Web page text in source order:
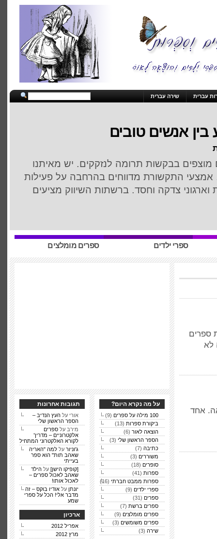
עברית שירה עברית
אנשים טובים
מוצפים בבקשות תרומה לנזקקים. יש מאיתנו
התקשורת מדווחים בהרחבה על פעילות
צדקה וחסד. ברשתות השיווק מציעים
ספרי ילדים ספרים מומלצים
ספרים
לא
אחד
על מה נקרא היום?
100 מילה על ספרים
(9)
ביקורת ספרות (13)
הוצאה לאור (6)
הספר הראשון שלי (3)
כתיבה (7)
משוררים (3)
סופרים (18)
ספרות (41)
ספרות ממבט חברתי (16)
ספרי ילדים (9)
ספרים (31)
ספרים ברשת (7)
ספרים מומלצים (9)
ספרים משומשים (3)
שירה (3)
תגובות אחרונות
אורי על העץ הנדיב –
הספר הראשון שלי
מירב על ספרים
אלקטרוניים – מדריך
לקורא האלקטרוני המתחיל
ג'וניור על למה "האריה
שאהב תות" הוא ספר
בעייתי
[קופיקו הישן] על הילד
שאהב לאכול ספרים –
לאכול אותו!
יונתן על אודיו בוקס – זה
מדבר אלי! הכל על ספרי
שמע
ארכיון
אפריל 2012
מרץ 2012